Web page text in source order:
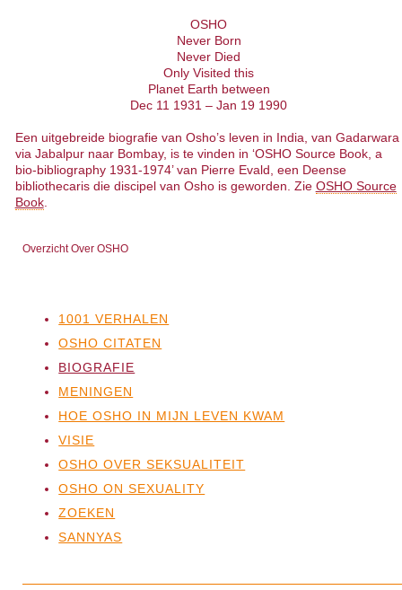
OSHO
Never Born
Never Died
Only Visited this
Planet Earth between
Dec 11 1931 – Jan 19 1990
Een uitgebreide biografie van Osho’s leven in India, van Gadarwara
via Jabalpur naar Bombay, is te vinden in ‘OSHO Source Book, a
bio-bibliography 1931-1974’ van Pierre Evald, een Deense
bibliothecaris die discipel van Osho is geworden. Zie OSHO Source
Book.
Overzicht Over OSHO
1001 VERHALEN
OSHO CITATEN
BIOGRAFIE
MENINGEN
HOE OSHO IN MIJN LEVEN KWAM
VISIE
OSHO OVER SEKSUALITEIT
OSHO ON SEXUALITY
ZOEKEN
SANNYAS